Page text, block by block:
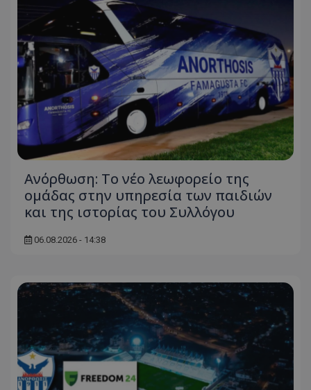
Ανόρθωση: Το νέο λεωφορείο της
ομάδας στην υπηρεσία των παιδιών
και της ιστορίας του Συλλόγου
06.08.2026 - 14:38